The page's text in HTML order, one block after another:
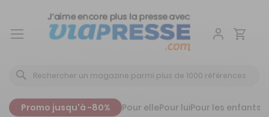
Aller
Promo jusqu'à -80% Pour ellePour luiPour les enfants